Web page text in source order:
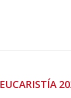
EUCARISTÍA